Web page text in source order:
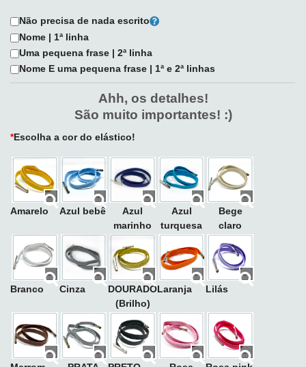
Não precisa de nada escrito
Nome | 1ª linha
Uma pequena frase | 2ª linha
Nome E uma pequena frase | 1ª e 2ª linhas
Ahh, os detalhes!
São muito importantes! :)
*Escolha a cor do elástico!
Amarelo Azul bebê
Azul
marinho
Azul
turquesa
Bege
claro
Branco Cinza
DOURADO
(Brilho)
Laranja Lilás